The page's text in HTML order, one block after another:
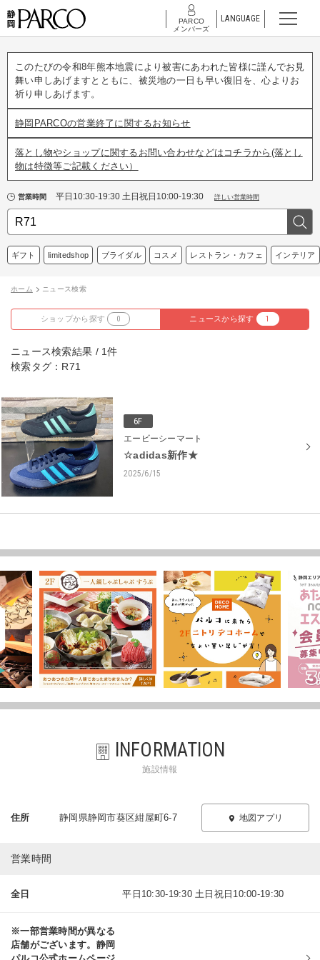
PARCO
メンバーズ
LANGUAGE
このたびの令和8年熊本地震により被害にあわれた皆様に謹んでお見
舞い申しあげますとともに、被災地の一日も早い復旧を、心よりお
祈り申しあげます。
静岡PARCOの営業終了に関するお知らせ
落とし物やショップに関するお問い合わせなどはコチラから(落とし
物は特徴等ご記載ください）
営業時間 平日10:30-19:30 土日祝日10:00-19:30 詳しい営業時間
ギフト limitedshop ブライダル コスメ レストラン・カフェ インテリア
ホーム ニュース検索
ショップから探す 0 ニュースから探す 1
ニュース検索結果 / 1件
検索タグ：R71
6F
エービーシーマート
☆adidas新作★
2025/6/15
INFORMATION
施設情報
住所 静岡県静岡市葵区紺屋町6-7 地図アプリ
営業時間
全日 平日10:30-19:30 土日祝日10:00-19:30
※一部営業時間が異なる
店舗がございます。静岡